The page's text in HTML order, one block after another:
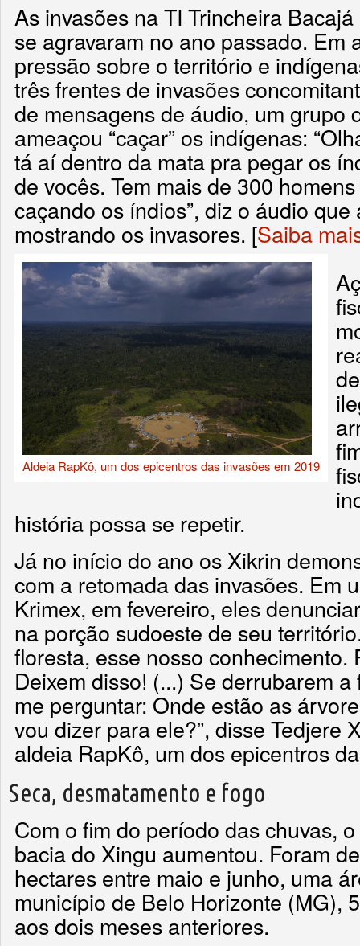
As invasões na TI Trincheira
se agravaram no ano passado. Em
pressão sobre o território e
três frentes de invasões
de mensagens de áudio, um grupo
ameaçou “caçar” os indígenas:
tá aí dentro da mata pra pegar os
de vocês. Tem mais de 300
caçando os índios”, diz o áudio
mostrando os invasores. [Saiba
Aldeia RapKô, um dos epicentros das invasões em 2019
história possa se repetir.
Já no início do ano os Xikrin
com a retomada das invasões. Em
Krimex, em fevereiro, eles
na porção sudoeste de seu
floresta, esse nosso conhecimento.
Deixem disso! (...) Se derrubarem
me perguntar: Onde estão as
vou dizer para ele?”, disse Tedjere
aldeia RapKô, um dos epicentros
Seca, desmatamento e fogo
Com o fim do período das chuvas,
bacia do Xingu aumentou. Foram
hectares entre maio e junho, uma
município de Belo Horizonte (MG),
aos dois meses anteriores.